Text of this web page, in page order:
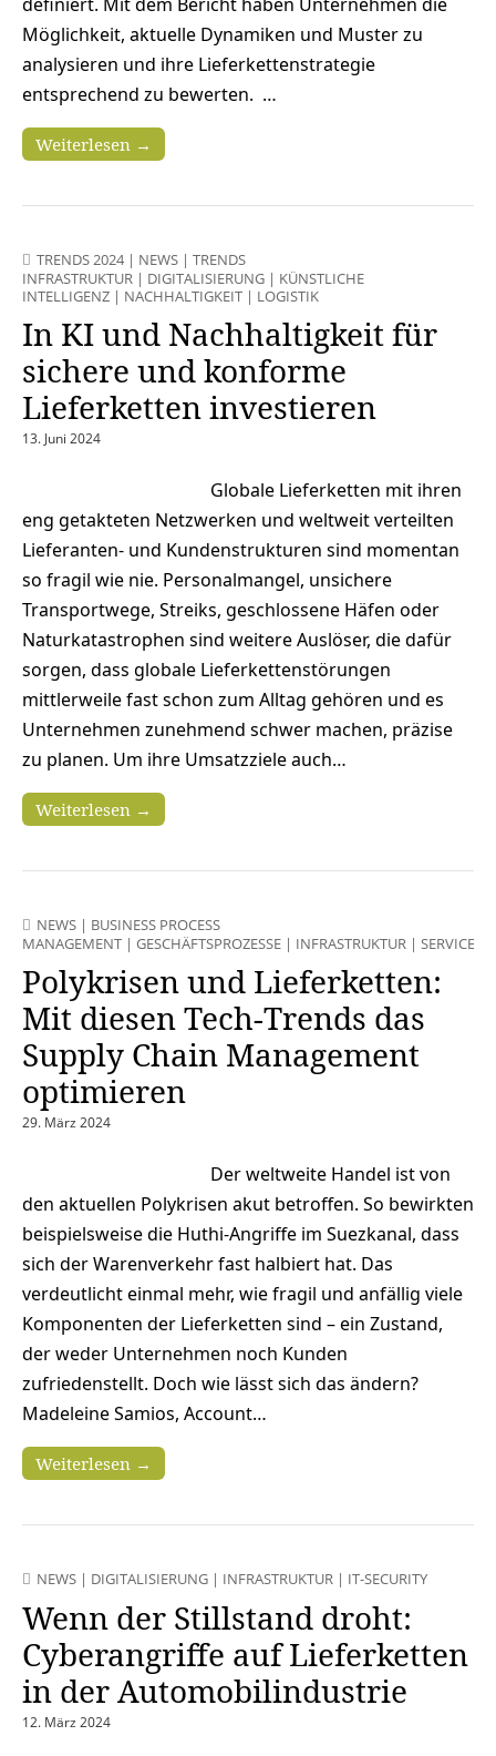
Möglichkeit, aktuelle Dynamiken und Muster zu
analysieren und ihre Lieferkettenstrategie
entsprechend zu bewerten. …
Weiterlesen →
TRENDS 2024| NEWS | TRENDS
INFRASTRUKTUR | DIGITALISIERUNG | KÜNSTLICHE
INTELLIGENZ | NACHHALTIGKEIT | LOGISTIK
In KI und Nachhaltigkeit für
sichere und konforme
Lieferketten investieren
13. Juni 2024
Globale Lieferketten mit ihren
eng getakteten Netzwerken und weltweit verteilten
Lieferanten- und Kundenstrukturen sind momentan
so fragil wie nie. Personalmangel, unsichere
Transportwege, Streiks, geschlossene Häfen oder
Naturkatastrophen sind weitere Auslöser, die dafür
sorgen, dass globale Lieferkettenstörungen
mittlerweile fast schon zum Alltag gehören und es
Unternehmen zunehmend schwer machen, präzise
zu planen. Um ihre Umsatzziele auch…
Weiterlesen →
NEWS | BUSINESS PROCESS
MANAGEMENT | GESCHÄFTSPROZESSE | INFRASTRUKTUR | SERVICES
Polykrisen und Lieferketten:
Mit diesen Tech-Trends das
Supply Chain Management
optimieren
29. März 2024
Der weltweite Handel ist von
den aktuellen Polykrisen akut betroffen. So bewirkten
beispielsweise die Huthi-Angriffe im Suezkanal, dass
sich der Warenverkehr fast halbiert hat. Das
verdeutlicht einmal mehr, wie fragil und anfällig viele
Komponenten der Lieferketten sind – ein Zustand,
der weder Unternehmen noch Kunden
zufriedenstellt. Doch wie lässt sich das ändern?
Madeleine Samios, Account…
Weiterlesen →
NEWS | DIGITALISIERUNG | INFRASTRUKTUR | IT-SECURITY
Wenn der Stillstand droht:
Cyberangriffe auf Lieferketten
in der Automobilindustrie
12. März 2024